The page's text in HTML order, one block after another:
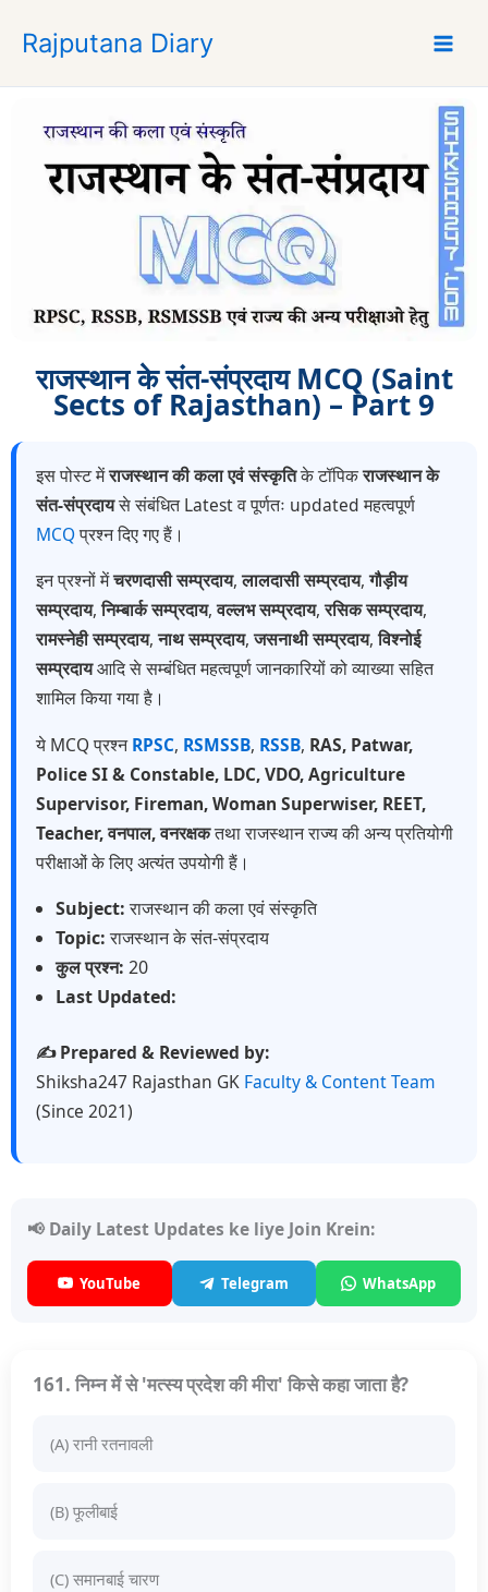
p
Rajputana Diary
राजस्थान के संत-संप्रदाय MCQ (Saint
Sects of Rajasthan) – Part 9
इस पोस्ट मेंराजस्थान की कला एवं संस्कृतिके टॉपिकराजस्थान के
संत-संप्रदायसे संबंधित Latest व पूर्णतः updated महत्वपूर्ण
MCQप्रश्न दिए गए हैं।
इन प्रश्नों मेंचरणदासी सम्प्रदाय,लालदासी सम्प्रदाय,गौड़ीय
सम्प्रदाय,निम्बार्क सम्प्रदाय,वल्लभ सम्प्रदाय,रसिक सम्प्रदाय,
रामस्नेही सम्प्रदाय,नाथ सम्प्रदाय,जसनाथी सम्प्रदाय,विश्नोई
सम्प्रदायआदि से सम्बंधित महत्वपूर्ण जानकारियों को व्याख्या सहित
शामिल किया गया है।
ये MCQ प्रश्नRPSC, RSMSSB, RSSB, RAS, Patwar,
Police SI & Constable, LDC, VDO, Agriculture
Supervisor, Fireman, Woman Superwiser, REET,
Teacher, वनपाल, वनरक्षकतथा राजस्थान राज्य की अन्य प्रतियोगी
परीक्षाओं के लिए अत्यंत उपयोगी हैं।
Subject:राजस्थान की कला एवं संस्कृति
Topic:राजस्थान के संत-संप्रदाय
कुल प्रश्न: 20
Last Updated:
✍️ Prepared & Reviewed by:
Shiksha247 Rajasthan GK Faculty & Content Team
(Since 2021)
📢 Daily Latest Updates ke liye Join Krein:
YouTube Telegram WhatsApp
161. निम्न में से 'मत्स्य प्रदेश की मीरा' किसे कहा जाता है?
(A) रानी रतनावली
(B) फूलीबाई
(C) समानबाई चारण